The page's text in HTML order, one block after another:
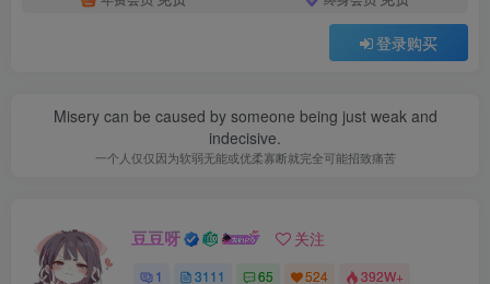
登录购买
Misery can be caused by someone being just weak and
indecisive.
一个人仅仅因为软弱无能或优柔寡断就完全可能招致痛苦
豆豆呀 关注
1 3111 65 524 392W+